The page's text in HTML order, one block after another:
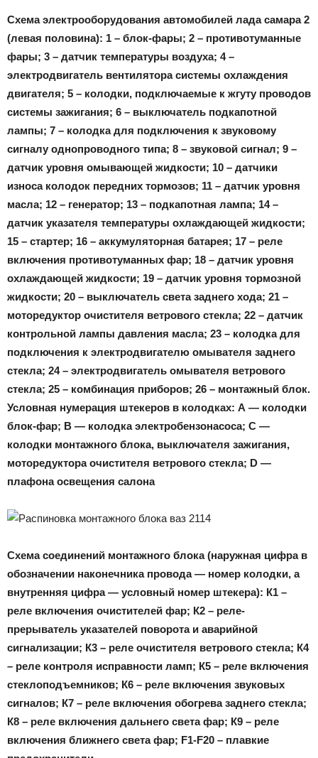
Схема электрооборудования автомобилей лада самара 2
(левая половина): 1 – блок-фары; 2 – противотуманные
фары; 3 – датчик температуры воздуха; 4 –
электродвигатель вентилятора системы охлаждения
двигателя; 5 – колодки, подключаемые к жгуту проводов
системы зажигания; 6 – выключатель подкапотной
лампы; 7 – колодка для подключения к звуковому
сигналу однопроводного типа; 8 – звуковой сигнал; 9 –
датчик уровня омывающей жидкости; 10 – датчики
износа колодок передних тормозов; 11 – датчик уровня
масла; 12 – генератор; 13 – подкапотная лампа; 14 –
датчик указателя температуры охлаждающей жидкости;
15 – стартер; 16 – аккумуляторная батарея; 17 – реле
включения противотуманных фар; 18 – датчик уровня
охлаждающей жидкости; 19 – датчик уровня тормозной
жидкости; 20 – выключатель света заднего хода; 21 –
моторедуктор очистителя ветрового стекла; 22 – датчик
контрольной лампы давления масла; 23 – колодка для
подключения к электродвигателю омывателя заднего
стекла; 24 – электродвигатель омывателя ветрового
стекла; 25 – комбинация приборов; 26 – монтажный блок.
Условная нумерация штекеров в колодках: А — колодки
блок-фар; В — колодка электробензонасоса; С —
колодки монтажного блока, выключателя зажигания,
моторедуктора очистителя ветрового стекла; D —
плафона освещения салона
Схема соединений монтажного блока (наружная цифра в
обозначении наконечника провода — номер колодки, а
внутренняя цифра — условный номер штекера): К1 –
реле включения очистителей фар; К2 – реле-
прерыватель указателей поворота и аварийной
сигнализации; К3 – реле очистителя ветрового стекла; К4
– реле контроля исправности ламп; К5 – реле включения
стеклоподъемников; К6 – реле включения звуковых
сигналов; К7 – реле включения обогрева заднего стекла;
К8 – реле включения дальнего света фар; К9 – реле
включения ближнего света фар; F1-F20 – плавкие